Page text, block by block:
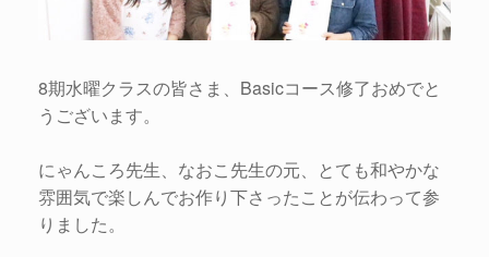
8期水曜クラスの皆さま、Basicコース修了おめでと
うございます。
にゃんころ先生、なおこ先生の元、とても和やかな
雰囲気で楽しんでお作り下さったことが伝わって参
りました。